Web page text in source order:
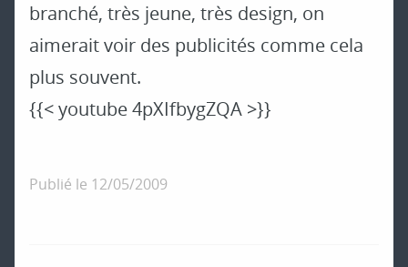
branché, très jeune, très design, on
aimerait voir des publicités comme cela
plus souvent.
{{< youtube 4pXIfbygZQA >}}
Publié le 12/05/2009